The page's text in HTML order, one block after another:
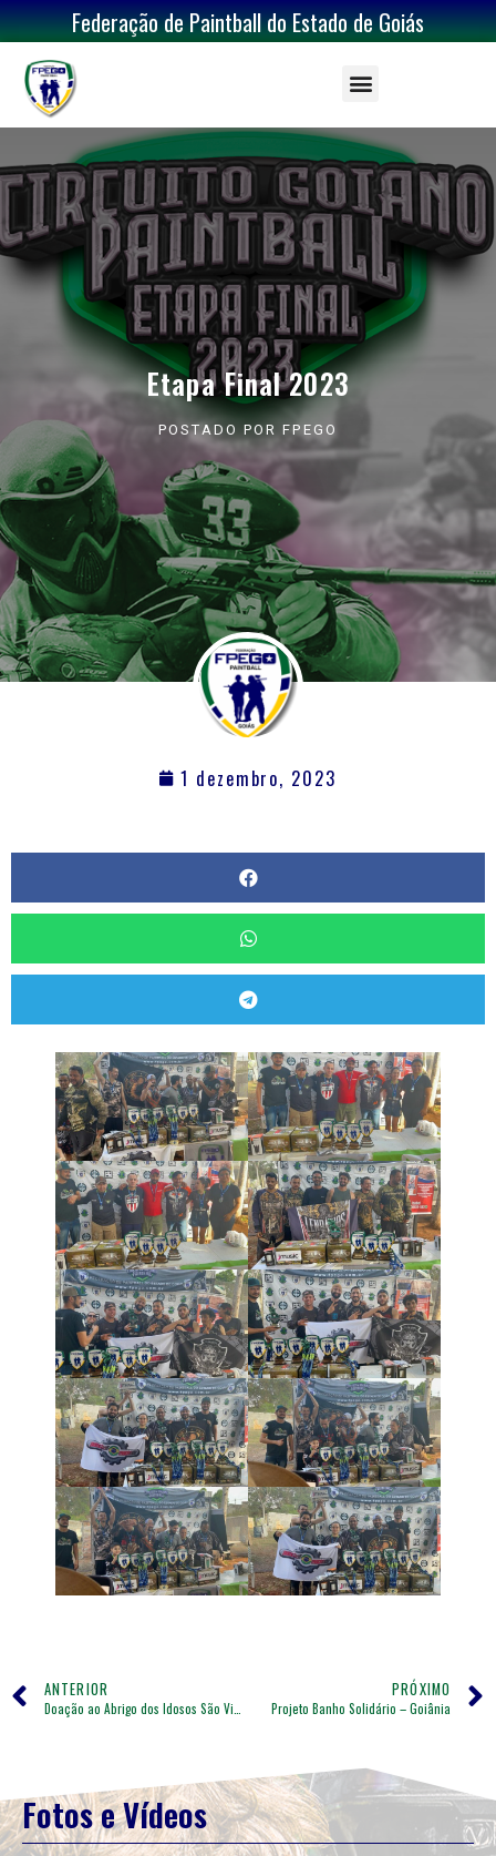
Federação de Paintball do Estado de Goiás
Etapa Final 2023
POSTADO POR FPEGO
1 dezembro, 2023
ANTERIOR
Doação ao Abrigo dos Idosos São Vicente
PRÓXIMO
Projeto Banho Solidário – Goiânia
Fotos e Vídeos